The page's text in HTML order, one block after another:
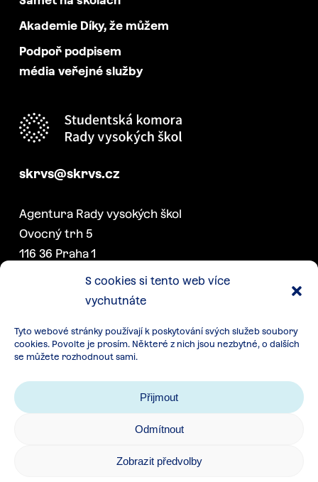
S cookies si tento web více
vychutnáte
Tyto webové stránky používají k poskytování svých služeb soubory
cookies. Povolte je prosím. Některé z nich jsou nezbytné, o dalších
se můžete rozhodnout sami.
Přijmout
Odmítnout
Zobrazit předvolby
Akademie Díky, že můžem
Podpoř podpisem
média veřejné služby
skrvs@skrvs.cz
Agentura Rady vysokých škol
Ovocný trh 5
116 36 Praha 1
DALŠÍ PROJEKTY SK RVŠ
Konference akademických
senátorek a senátorů